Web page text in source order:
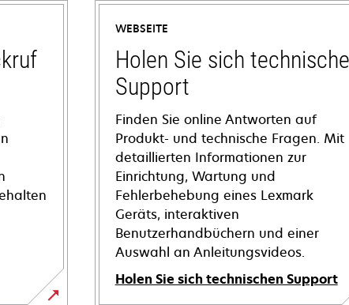
WEBSEITE
Holen Sie sich
Support
Finden Sie online Antworten auf
Produkt- und technische Fragen. Mit
detaillierten Informationen zur
Einrichtung, Wartung und
Fehlerbehebung eines Lexmark
Geräts, interaktiven
Benutzerhandbüchern und einer
Auswahl an Anleitungsvideos.
Holen Sie sich technischen Support